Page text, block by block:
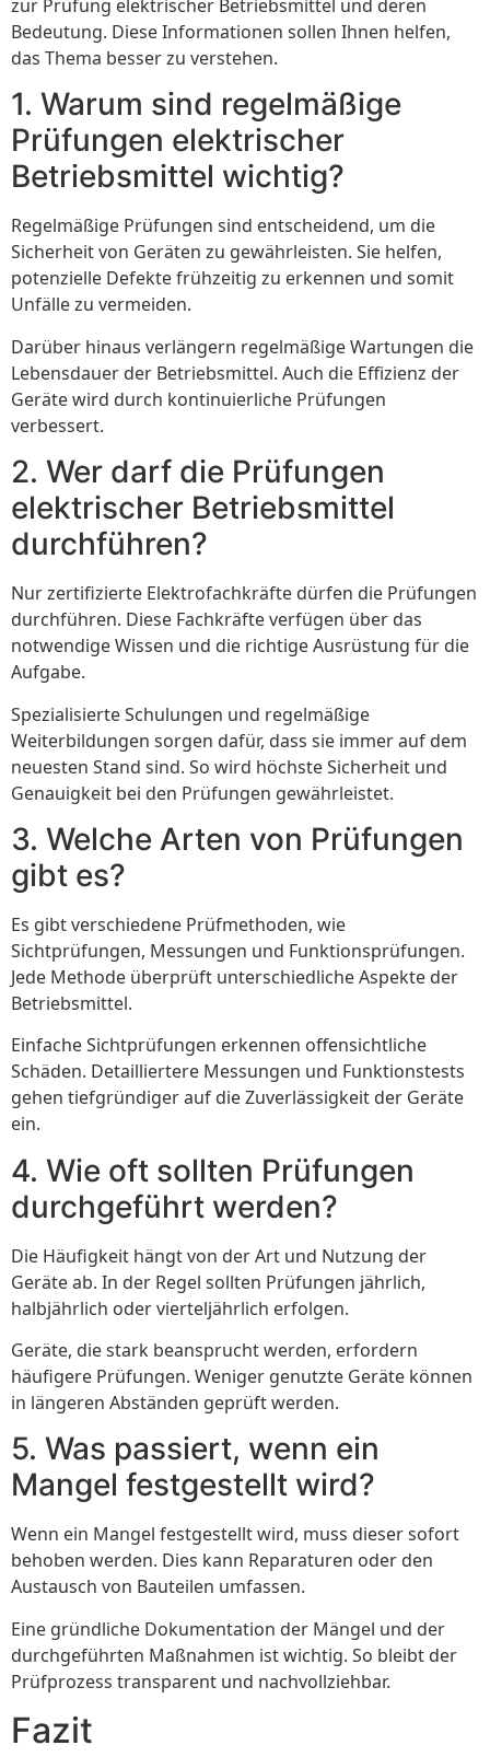
zur Prüfung elektrischer Betriebsmittel und deren
Bedeutung. Diese Informationen sollen Ihnen helfen,
das Thema besser zu verstehen.
1. Warum sind regelmäßige
Prüfungen elektrischer
Betriebsmittel wichtig?
Regelmäßige Prüfungen sind entscheidend, um die
Sicherheit von Geräten zu gewährleisten. Sie helfen,
potenzielle Defekte frühzeitig zu erkennen und somit
Unfälle zu vermeiden.
Darüber hinaus verlängern regelmäßige Wartungen die
Lebensdauer der Betriebsmittel. Auch die Effizienz der
Geräte wird durch kontinuierliche Prüfungen
verbessert.
2. Wer darf die Prüfungen
elektrischer Betriebsmittel
durchführen?
Nur zertifizierte Elektrofachkräfte dürfen die Prüfungen
durchführen. Diese Fachkräfte verfügen über das
notwendige Wissen und die richtige Ausrüstung für die
Aufgabe.
Spezialisierte Schulungen und regelmäßige
Weiterbildungen sorgen dafür, dass sie immer auf dem
neuesten Stand sind. So wird höchste Sicherheit und
Genauigkeit bei den Prüfungen gewährleistet.
3. Welche Arten von Prüfungen
gibt es?
Es gibt verschiedene Prüfmethoden, wie
Sichtprüfungen, Messungen und Funktionsprüfungen.
Jede Methode überprüft unterschiedliche Aspekte der
Betriebsmittel.
Einfache Sichtprüfungen erkennen offensichtliche
Schäden. Detailliertere Messungen und Funktionstests
gehen tiefgründiger auf die Zuverlässigkeit der Geräte
ein.
4. Wie oft sollten Prüfungen
durchgeführt werden?
Die Häufigkeit hängt von der Art und Nutzung der
Geräte ab. In der Regel sollten Prüfungen jährlich,
halbjährlich oder vierteljährlich erfolgen.
Geräte, die stark beansprucht werden, erfordern
häufigere Prüfungen. Weniger genutzte Geräte können
in längeren Abständen geprüft werden.
5. Was passiert, wenn ein
Mangel festgestellt wird?
Wenn ein Mangel festgestellt wird, muss dieser sofort
behoben werden. Dies kann Reparaturen oder den
Austausch von Bauteilen umfassen.
Eine gründliche Dokumentation der Mängel und der
durchgeführten Maßnahmen ist wichtig. So bleibt der
Prüfprozess transparent und nachvollziehbar.
Fazit